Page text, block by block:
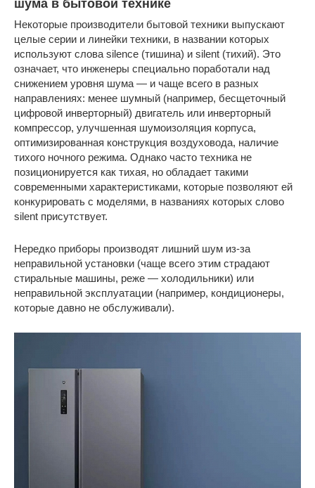
шума в бытовой технике
Некоторые производители бытовой техники выпускают
целые серии и линейки техники, в названии которых
используют слова silence (тишина) и silent (тихий). Это
означает, что инженеры специально поработали над
снижением уровня шума — и чаще всего в разных
направлениях: менее шумный (например, бесщеточный
цифровой инверторный) двигатель или инверторный
компрессор, улучшенная шумоизоляция корпуса,
оптимизированная конструкция воздуховода, наличие
тихого ночного режима. Однако часто техника не
позиционируется как тихая, но обладает такими
современными характеристиками, которые позволяют ей
конкурировать с моделями, в названиях которых слово
silent присутствует.
Нередко приборы производят лишний шум из-за
неправильной установки (чаще всего этим страдают
стиральные машины, реже — холодильники) или
неправильной эксплуатации (например, кондиционеры,
которые давно не обслуживали).